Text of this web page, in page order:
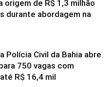
origem de R$ 1,3 milhão
durante abordagem na
Polícia Civil da Bahia abre
750 vagas com
R$ 16,4 mil